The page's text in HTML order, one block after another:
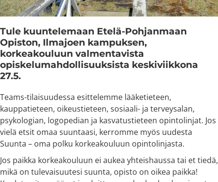
Tule kuuntelemaan Etelä-Pohjanmaan
Opiston, Ilmajoen kampuksen,
korkeakouluun valmentavista
opiskelumahdollisuuksista keskiviikkona
27.5.
Teams-tilaisuudessa esittelemme lääketieteen,
kauppatieteen, oikeustieteen, sosiaali- ja terveysalan,
psykologian, logopedian ja kasvatustieteen opintolinjat. Jos
vielä etsit omaa suuntaasi, kerromme myös uudesta
Suunta – oma polku korkeakouluun opintolinjasta.
Jos paikka korkeakouluun ei aukea yhteishaussa tai et tiedä,
mikä on tulevaisuutesi suunta, opisto on oikea paikka!